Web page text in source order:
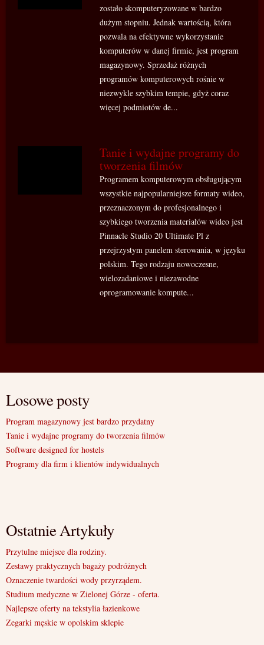
zostało skomputeryzowane w bardzo
dużym stopniu. Jednak wartością, która
pozwala na efektywne wykorzystanie
komputerów w danej firmie, jest program
magazynowy. Sprzedaż różnych
programów komputerowych rośnie w
niezwykle szybkim tempie, gdyż coraz
więcej podmiotów de...
Tanie i wydajne programy do
tworzenia filmów
Programem komputerowym obsługującym
wszystkie najpopularniejsze formaty wideo,
przeznaczonym do profesjonalnego i
szybkiego tworzenia materiałów wideo jest
Pinnacle Studio 20 Ultimate Pl z
przejrzystym panelem sterowania, w języku
polskim. Tego rodzaju nowoczesne,
wielozadaniowe i niezawodne
oprogramowanie kompute...
Losowe posty
Program magazynowy jest bardzo przydatny
Tanie i wydajne programy do tworzenia filmów
Software designed for hostels
Programy dla firm i klientów indywidualnych
Ostatnie Artykuły
Przytulne miejsce dla rodziny.
Zestawy praktycznych bagaży podróżnych
Oznaczenie twardości wody przyrządem.
Studium medyczne w Zielonej Górze - oferta.
Najlepsze oferty na tekstylia łazienkowe
Zegarki męskie w opolskim sklepie